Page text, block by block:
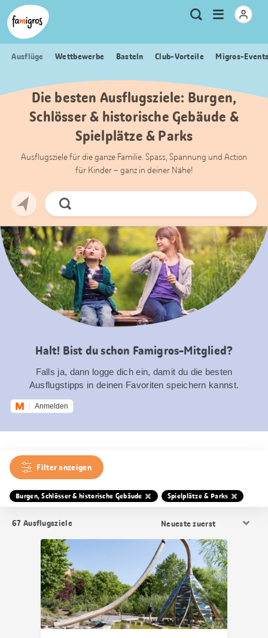
Sprungmarken
Navigation
Header
Logo
Meta
Navigation
Suche
Menu
öffnen
Ausflüge Wettbewerbe Basteln Club-Vorteile Migros-
Die besten Ausflugsziele: Burgen,
Schlösser & historische Gebäude &
Spielplätze & Parks
Ausflugsziele für die ganze Familie. Spass, Spannung und Action
für Kinder – ganz in deiner Nähe!
Jetzt
Suchen
Halt! Bist du schon Famigros-Mitglied?
Falls ja, dann logge dich ein, damit du die besten
Ausflugstipps in deinen Favoriten speichern kannst.
Anmelden
Filter anzeigen
Burgen, Schlösser & historische Gebäude Spielplätze & Parks
67 Ausflugsziele
Sortierung